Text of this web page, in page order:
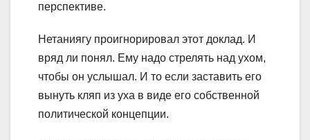
перспективе.
Нетаниягу проигнорировал этот доклад. И
вряд ли понял. Ему надо стрелять над ухом,
чтобы он услышал. И то если заставить его
вынуть кляп из уха в виде его собственной
политической концепции.